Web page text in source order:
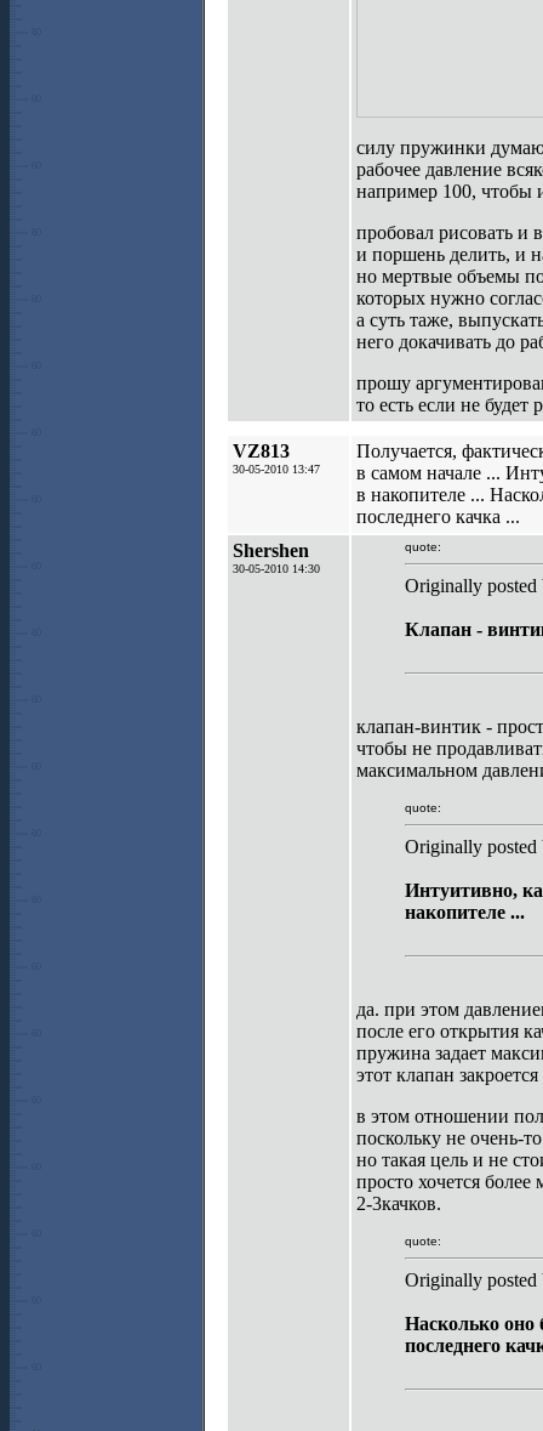
силу пружинки
рабочее давление
например 100, чтобы
пробовал рисовать и
и поршень делить, и
но мертвые объемы
которых нужно
а суть таже,
него докачивать до
прошу
то есть если не
VZ813
30-05-2010 13:47
Получается,
в самом начале ...
в накопителе ...
последнего качка ...
Shershen
30-05-2010 14:30
quote:
Originally
Клапан -
клапан-винтик -
чтобы не
максимальном
quote:
Originally
Интуитивно,
накопителе ...
да. при этом
после его открытия
пружина задает
этот клапан
в этом отношении
поскольку не очень-
но такая цель и не
просто хочется
2-3качков.
quote:
Originally
Насколько оно
последнего